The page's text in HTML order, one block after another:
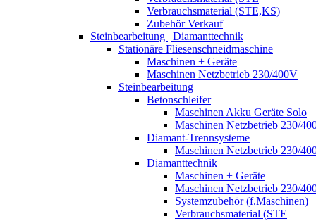
Verbrauchsmaterial (STE,KS)
Zubehör Verkauf
Steinbearbeitung | Diamanttechnik
Stationäre Fliesenschneidmaschine
Maschinen + Geräte
Maschinen Netzbetrieb 230/400V
Steinbearbeitung
Betonschleifer
Maschinen Akku Geräte Solo
Maschinen Netzbetrieb 230/
Diamant-Trennsysteme
Maschinen Netzbetrieb 230/
Diamanttechnik
Maschinen + Geräte
Maschinen Netzbetrieb 230/
Systemzubehör (f.Maschinen)
Verbrauchsmaterial (STE